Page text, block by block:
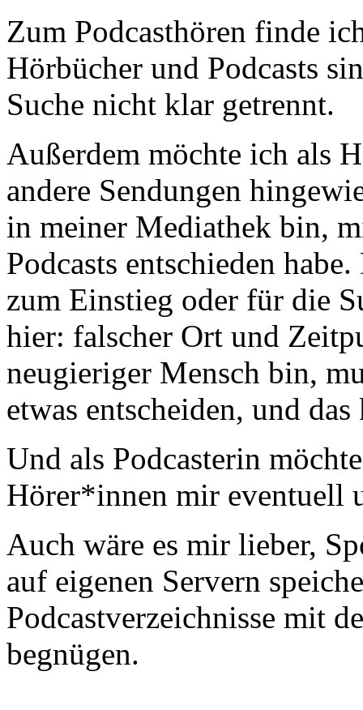
Zum Podcasthören finde
Hörbücher und Podcasts
Suche nicht klar getrennt.
Außerdem möchte ich als
andere Sendungen
in meiner Mediathek bin,
Podcasts entschieden
zum Einstieg oder für die
hier: falscher Ort und
neugieriger Mensch bin,
etwas entscheiden, und
Und als Podcasterin
Hörer*innen mir eventuell
Auch wäre es mir lieber,
auf eigenen Servern
Podcastverzeichnisse mit
begnügen.